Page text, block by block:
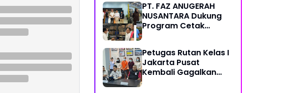
Kebersamaan
PT. FAZ ANUGERAH
NUSANTARA Dukung
Program Cetak
Pestisida
Petugas Rutan Kelas I
Jakarta Pusat
Kembali Gagalkan